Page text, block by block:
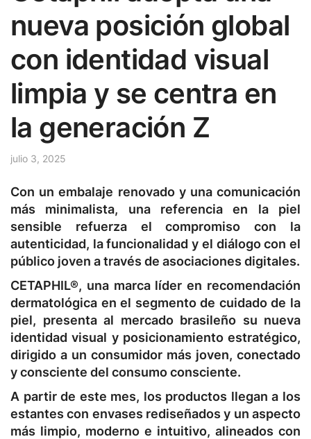
nueva posición global
con identidad visual
limpia y se centra en
la generación Z
julio 3, 2025
Con un embalaje renovado y una comunicación
más minimalista, una referencia en la piel
sensible refuerza el compromiso con la
autenticidad, la funcionalidad y el diálogo con el
público joven a través de asociaciones digitales.
CETAPHIL®, una marca líder en recomendación
dermatológica en el segmento de cuidado de la
piel, presenta al mercado brasileño su nueva
identidad visual y posicionamiento estratégico,
dirigido a un consumidor más joven, conectado
y consciente del consumo consciente.
A partir de este mes, los productos llegan a los
estantes con envases rediseñados y un aspecto
más limpio, moderno e intuitivo, alineados con